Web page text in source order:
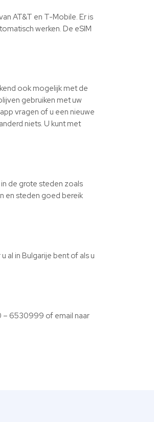
AT&T en T-Mobile. Er is
werken. De eSIM
ook mogelijk met de
gebruiken met uw
vragen of u een nieuwe
niets. U kunt met
de grote steden zoals
en steden goed bereik
al in Bulgarije bent of als u
– 6530999 of email naar